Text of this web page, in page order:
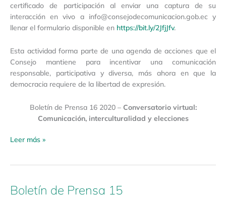
certificado de participación al enviar una captura de su
interacción en vivo a info@consejodecomunicacion.gob.ec y
llenar el formulario disponible en https://bit.ly/2JfjJfv.
Esta actividad forma parte de una agenda de acciones que el
Consejo mantiene para incentivar una comunicación
responsable, participativa y diversa, más ahora en que la
democracia requiere de la libertad de expresión.
Boletín de Prensa 16 2020 – Conversatorio virtual:
Comunicación, interculturalidad y elecciones
Leer más »
Boletín de Prensa 15
Boletín